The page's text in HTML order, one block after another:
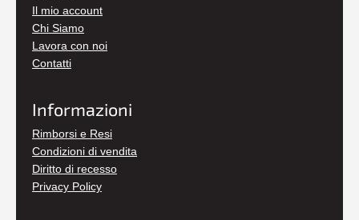
Il mio account
Chi Siamo
Lavora con noi
Contatti
Informazioni
Rimborsi e Resi
Condizioni di vendita
Diritto di recesso
Privacy Policy